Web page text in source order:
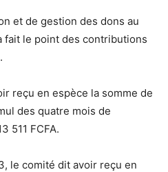
et de gestion des dons au
fait le point des contributions
reçu en espèce la somme de
des quatre mois de
511 FCFA.
le comité dit avoir reçu en